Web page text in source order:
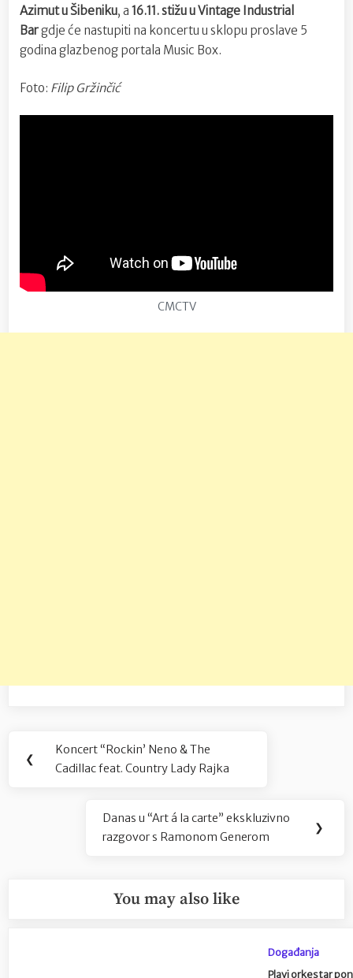
Azimut u Šibeniku, a 16.11. stižu u Vintage Industrial
Bargdje će nastupiti na koncertu u sklopu proslave 5
godina glazbenog portala Music Box.
Foto: Filip Gržinčić
CMCTV
Navigacija
objava
❮
Previous
Post:
Koncert “Rockin’ Neno & The
Cadillac feat. Country Lady Rajka
Next
Post:
Danas u “Art á la carte” ekskluzivno
razgovor s Ramonom Generom
❯
You may also like
Događanja
Plavi orkestar